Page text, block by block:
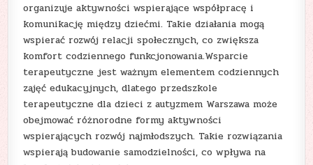
organizuje aktywności wspierające współpracę i
komunikację między dziećmi. Takie działania mogą
wspierać rozwój relacji społecznych, co zwiększa
komfort codziennego funkcjonowania.Wsparcie
terapeutyczne jest ważnym elementem codziennych
zajęć edukacyjnych, dlatego przedszkole
terapeutyczne dla dzieci z autyzmem Warszawa może
obejmować różnorodne formy aktywności
wspierających rozwój najmłodszych. Takie rozwiązania
wspierają budowanie samodzielności, co wpływa na